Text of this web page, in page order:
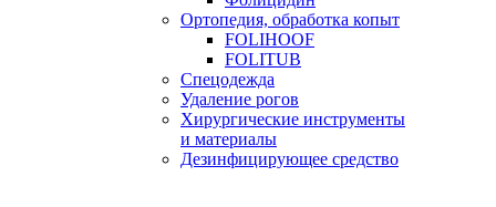
Ортопедия, обработка копыт
FOLIHOOF
FOLITUB
Спецодежда
Удаление рогов
Хирургические инструменты
и материалы
Дезинфицирующее средство